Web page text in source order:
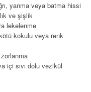
yanma veya batma hissi
ve şişlik
lekelenme
kokulu veya renk
içi sıvı dolu vezikül